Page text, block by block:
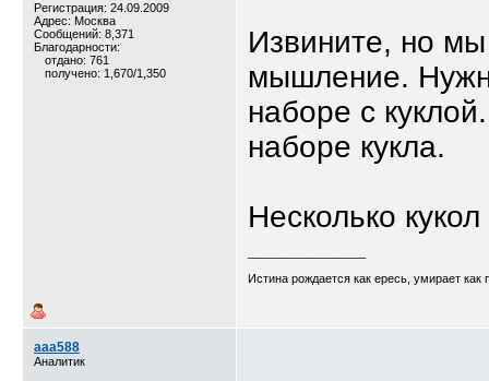
Регистрация: 24.09.2009
Адрес: Москва
Сообщений: 8,371
Благодарности:
отдано: 761
получено: 1,670/1,350
Извините, но
мышление.
наборе с
наборе кукла.
Несколько
Истина рождается как ересь, умирает как
aaa588
Аналитик